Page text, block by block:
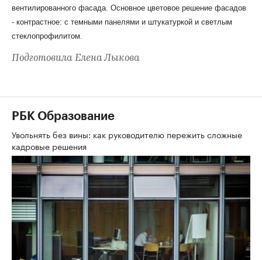
вентилированного фасада. Основное цветовое решение фасадов
- контрастное: с темными панелями и штукатуркой и светлым
стеклопрофилитом.
Подготовила Елена Лыкова
РБК Образование
Увольнять без вины: как руководителю пережить сложные
кадровые решения